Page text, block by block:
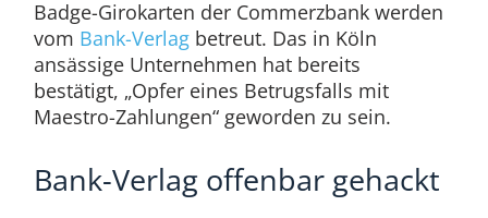
Badge-Girokarten der Commerzbank werden
vom Bank-Verlagbetreut. Das in Köln
ansässige Unternehmen hat bereits
bestätigt, „Opfer eines Betrugsfalls mit
Maestro-Zahlungen“ geworden zu sein.
Bank-Verlag offenbar gehackt